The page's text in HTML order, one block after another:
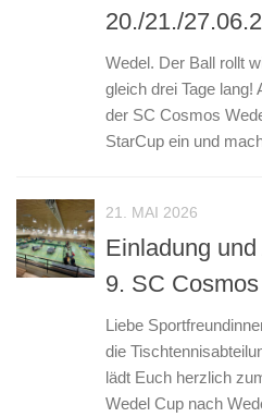
20./21./
Wedel. Der Ball rollt
gleich drei Tage lang!
der SC Cosmos
StarCup ein und
21. MAI 2026
Einladung
9. SC
Liebe
die
lädt Euch herzlich
Wedel Cup nach